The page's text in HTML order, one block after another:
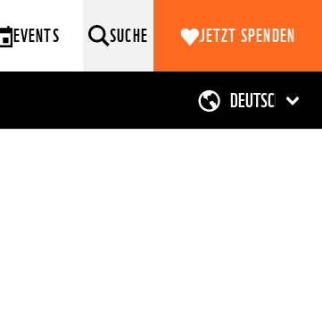
EVENTS SUCHE JETZT SPENDEN